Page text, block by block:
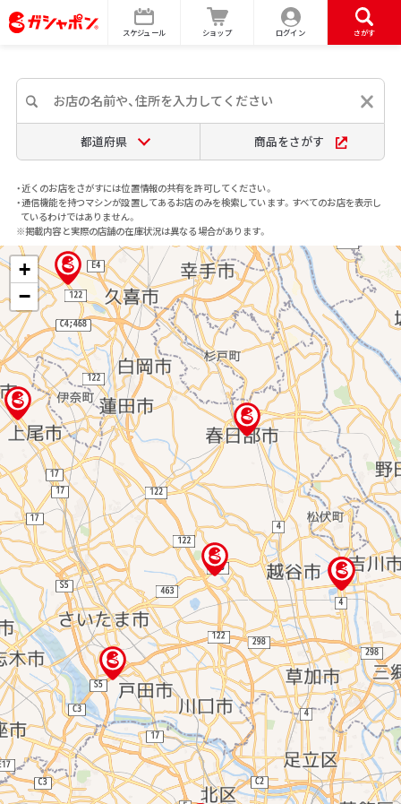
スケジュール ショップ ログイン さがす
都道府県 商品をさがす
・近くのお店をさがすには位置情報の共有を許可してください。
・通信機能を持つマシンが設置してあるお店のみを検索しています。すべてのお店を表示し
ているわけではありません。
※掲載内容と実際の店舗の在庫状況は異なる場合があります。
+
−